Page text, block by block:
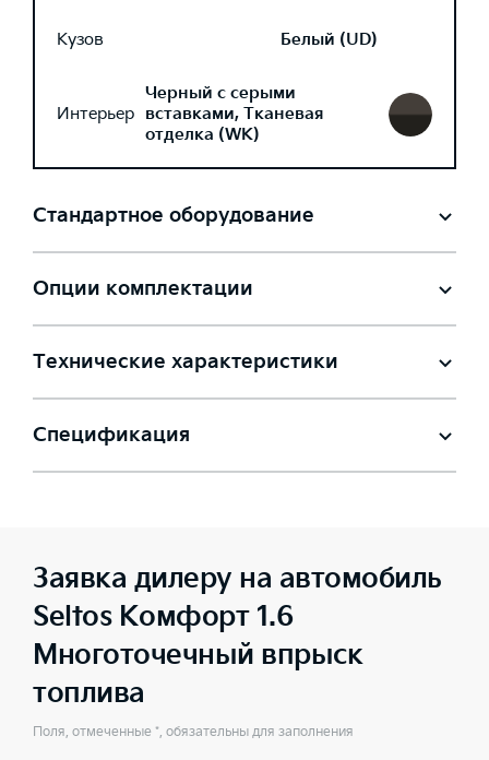
Кузов Белый (UD)
Интерьер
Черный с серыми
вставками, Тканевая
отделка (WK)
Стандартное оборудование
Опции комплектации
Технические характеристики
Спецификация
Заявка дилеру на автомобиль
Seltos Комфорт 1.6
Многоточечный впрыск
топлива
Поля, отмеченные *, обязательны для заполнения